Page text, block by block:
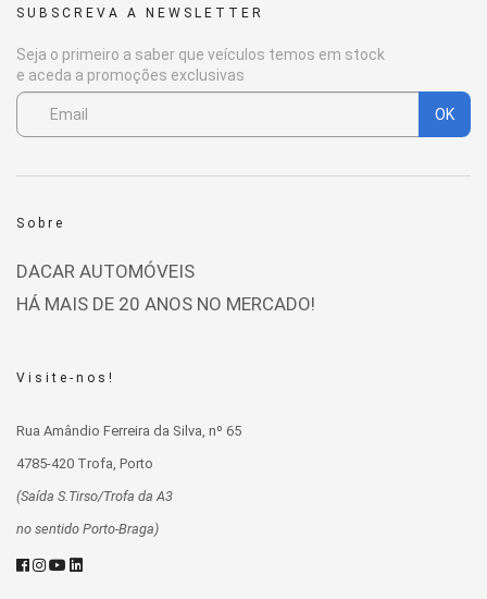
SUBSCREVA A NEWSLETTER
Seja o primeiro a saber que veículos temos em stock
e aceda a promoções exclusivas
OK
Sobre
DACAR AUTOMÓVEIS
HÁ MAIS DE 20 ANOS NO MERCADO!
Visite-nos!
Rua Amândio Ferreira da Silva, nº 65
4785-420 Trofa, Porto
(Saída S.Tirso/Trofa da A3
no sentido Porto-Braga)